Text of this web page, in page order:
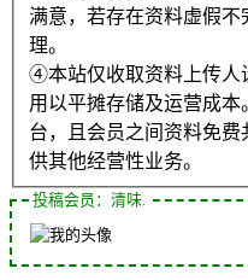
满意，若存在资料虚假
理。
④本站仅收取资料上传人
用以平摊存储及运营成
台，且会员之间资料免
供其他经营性业务。
投稿会员：清味.